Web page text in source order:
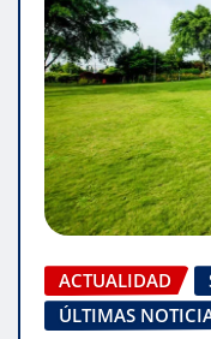
ACTUALIDAD
ÚLTIMAS